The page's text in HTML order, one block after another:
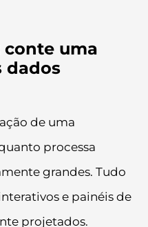
conte uma
dados
de uma
processa
grandes. Tudo
e painéis de
projetados.